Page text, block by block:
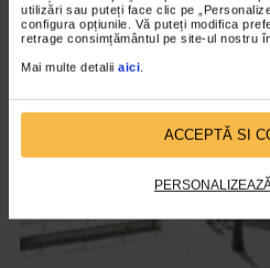
utilizări sau puteți face clic pe
configura opțiunile. Vă puteți modifica
retrage consimțământul pe site-ul nostru
Mai multe detalii aici.
ACCEPTĂ SI
VIDEO